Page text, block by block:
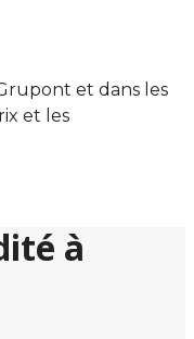
et dans les
et les
à